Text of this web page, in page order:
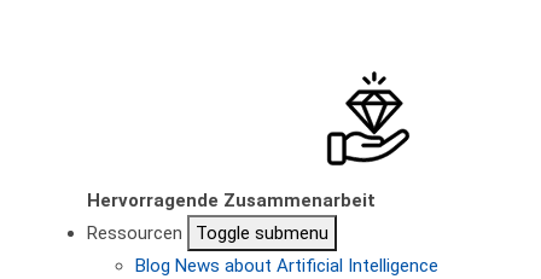
Hervorragende Zusammenarbeit
Ressourcen
Toggle submenu
Blog News about Artificial Intelligence